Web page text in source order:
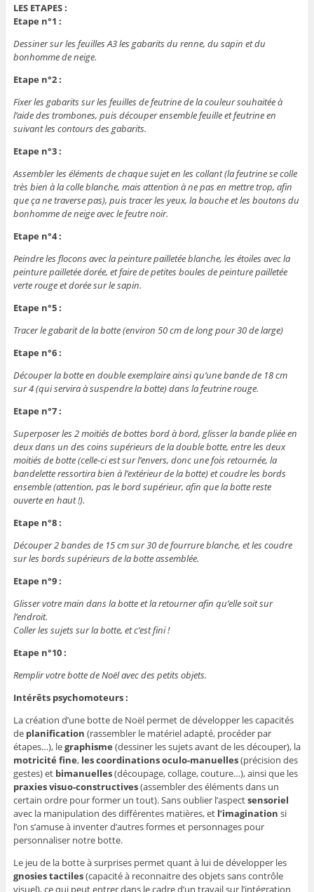
LES ETAPES :
Etape n°1 :
Dessiner sur les feuilles A3 les gabarits du renne, du sapin et du
bonhomme de neige.
Etape n°2 :
Fixer les gabarits sur les feuilles de feutrine de la couleur souhaitée à
l’aide des trombones, puis découper ensemble feuille et feutrine en
suivant les contours des gabarits.
Etape n°3 :
Assembler les éléments de chaque sujet en les collant (la feutrine se colle
très bien à la colle blanche, mais attention à ne pas en mettre trop, afin
que ça ne traverse pas), puis tracer les yeux, la bouche et les boutons du
bonhomme de neige avec le feutre noir.
Etape n°4 :
Peindre les flocons avec la peinture pailletée blanche, les étoiles avec la
peinture pailletée dorée, et faire de petites boules de peinture pailletée
verte rouge et dorée sur le sapin.
Etape n°5 :
Tracer le gabarit de la botte (environ 50 cm de long pour 30 de large)
Etape n°6 :
Découper la botte en double exemplaire ainsi qu’une bande de 18 cm
sur 4 (qui servira à suspendre la botte) dans la feutrine rouge.
Etape n°7 :
Superposer les 2 moitiés de bottes bord à bord, glisser la bande pliée en
deux dans un des coins supérieurs de la double botte, entre les deux
moitiés de botte (celle-ci est sur l’envers, donc une fois retournée, la
bandelette ressortira bien à l’extérieur de la botte) et coudre les bords
ensemble (attention, pas le bord supérieur, afin que la botte reste
ouverte en haut !).
Etape n°8 :
Découper 2 bandes de 15 cm sur 30 de fourrure blanche, et les coudre
sur les bords supérieurs de la botte assemblée.
Etape n°9 :
Glisser votre main dans la botte et la retourner afin qu’elle soit sur
l’endroit.
Coller les sujets sur la botte, et c’est fini !
Etape n°10 :
Remplir votre botte de Noël avec des petits objets.
Intérêts psychomoteurs :
La création d’une botte de Noël permet de développer les capacités
de planification (rassembler le matériel adapté, procéder par
étapes…), legraphisme (dessiner les sujets avant de les découper), la
motricité fine, les coordinations oculo-manuelles(précision des
gestes) et bimanuelles(découpage, collage, couture…), ainsi que les
praxiesvisuo-constructives(assembler des éléments dans un
certain ordre pour former un tout). Sans oublier l’aspectsensoriel
avec la manipulation des différentes matières, et l’imagination si
l’on s’amuse à inventer d’autres formes et personnages pour
personnaliser notre botte.
Le jeu de la botte à surprises permet quant à lui de développer les
gnosies tactiles(capacité à reconnaitre des objets sans contrôle
visuel), ce qui peut entrer dans le cadre d’un travail sur l’intégration